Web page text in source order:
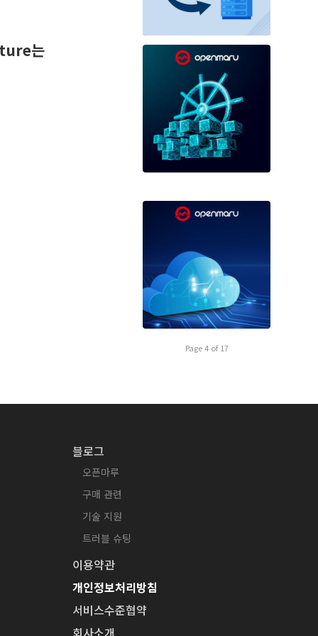
는
Page 4 of 17
블로그
오픈마루
구매 관련
기술 지원
트러블 슈팅
이용약관
개인정보처리방침
서비스수준협약
회사소개